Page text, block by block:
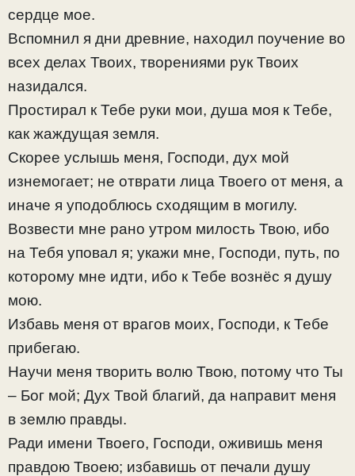
сердце мое.
Вспомнил я дни древние, находил поучение во
всех делах Твоих, творениями рук Твоих
назидался.
Простирал к Тебе руки мои, душа моя к Тебе,
как жаждущая земля.
Скорее услышь меня, Господи, дух мой
изнемогает; не отврати лица Твоего от меня, а
иначе я уподоблюсь сходящим в могилу.
Возвести мне рано утром милость Твою, ибо
на Тебя уповал я; укажи мне, Господи, путь, по
которому мне идти, ибо к Тебе вознёс я душу
мою.
Избавь меня от врагов моих, Господи, к Тебе
прибегаю.
Научи меня творить волю Твою, потому что Ты
– Бог мой; Дух Твой благий, да направит меня
в землю правды.
Ради имени Твоего, Господи, оживишь меня
правдою Твоею; избавишь от печали душу